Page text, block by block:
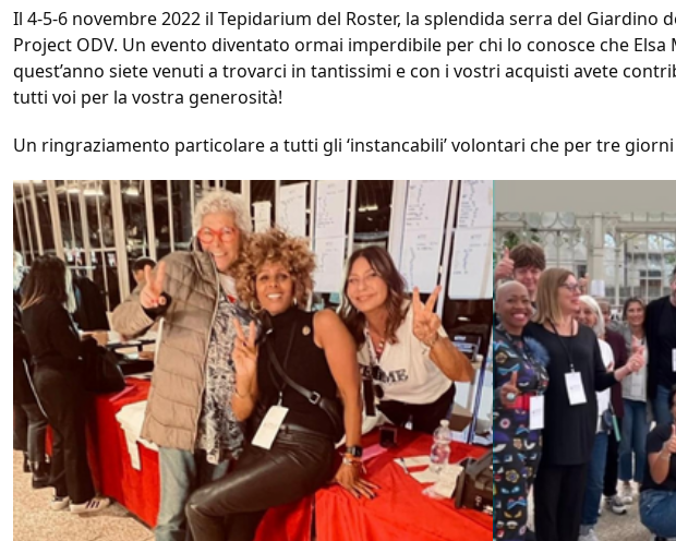
Il 4-5-6 novembre 2022 il Tepidarium del Roster, la splendida serra del
Project ODV. Un evento diventato ormai imperdibile per chi lo conosce che
quest’anno siete venuti a trovarci in tantissimi e con i vostri acquisti avete
tutti voi per la vostra generosità!
Un ringraziamento particolare a tutti gli ‘instancabili’ volontari che per tre